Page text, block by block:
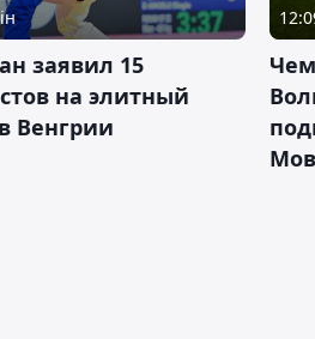
заявил 15
на элитный
Венгрии